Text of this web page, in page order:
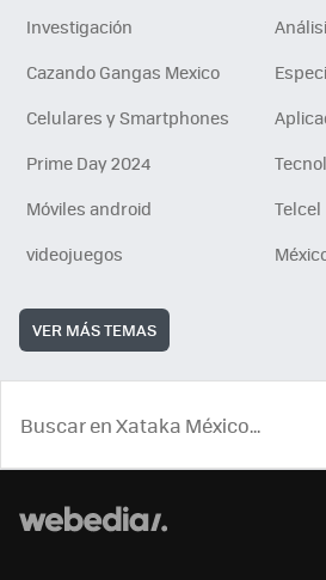
Investigación
Cazando Gangas Mexico
Celulares y Smartphones
Prime Day 2024
Móviles android
Telcel
videojuegos
VER MÁS TEMAS